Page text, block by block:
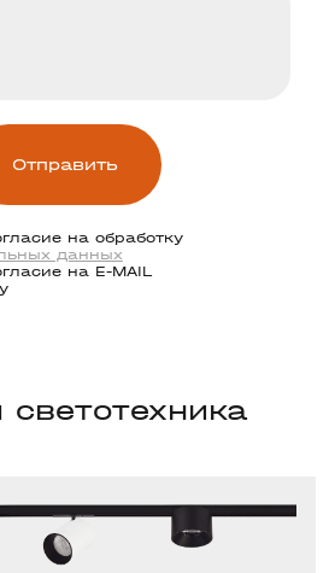
на обработку
данных
на Е-MAIL
светотехника